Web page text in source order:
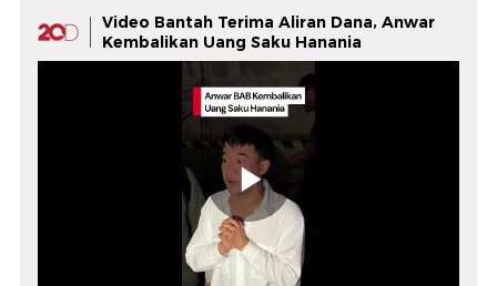
Video Bantah Terima Aliran Dana, Anwar
Kembalikan Uang Saku Hanania